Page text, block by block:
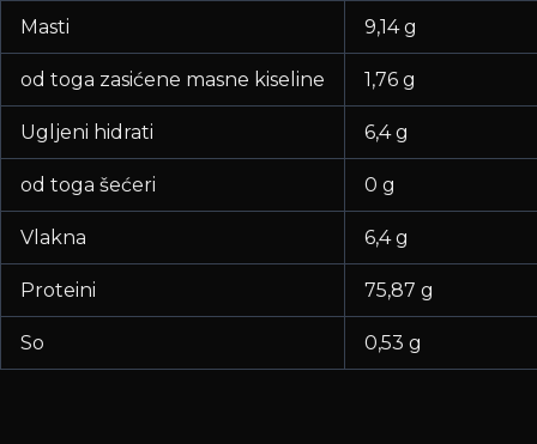
Masti 9,14 g
od toga zasićene masne kiseline 1,76 g
Ugljeni hidrati 6,4 g
od toga šećeri 0 g
Vlakna 6,4 g
Proteini 75,87 g
So 0,53 g